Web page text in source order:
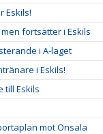
Eskils!
fortsätter i Eskils
i A-laget
i Eskils!
till Eskils
mot Onsala